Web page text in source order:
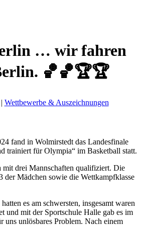
… wir fahren
🏀🏀🏆🏆
Wettbewerbe & Auszeichnungen
fand in Wolmirstedt das Landesfinale
trainiert für Olympia“ im Basketball statt.
mit drei Mannschaften qualifiziert. Die
der Mädchen sowie die Wettkampfklasse
es am schwersten, insgesamt waren
und mit der Sportschule Halle gab es im
uns unlösbares Problem. Nach einem